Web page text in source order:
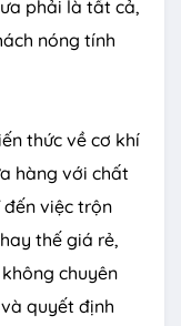
phải là tất cả,
nóng tính
thức về cơ khí
hàng với chất
đến việc trộn
thế giá rẻ,
chuyên
quyết định